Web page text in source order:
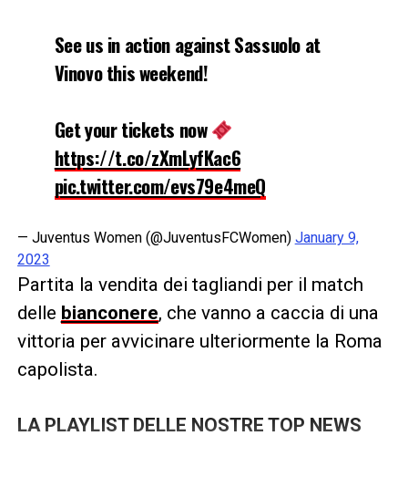
See us in action against Sassuolo at
Vinovo this weekend!
Get your tickets now
https://t.co/zXmLyfKac6
pic.twitter.com/evs79e4meQ
— Juventus Women (@JuventusFCWomen) January 9,
2023
Partita la vendita dei tagliandi per il match
delle bianconere, che vanno a caccia di una
vittoria per avvicinare ulteriormente la Roma
capolista.
LA PLAYLIST DELLE NOSTRE TOP NEWS